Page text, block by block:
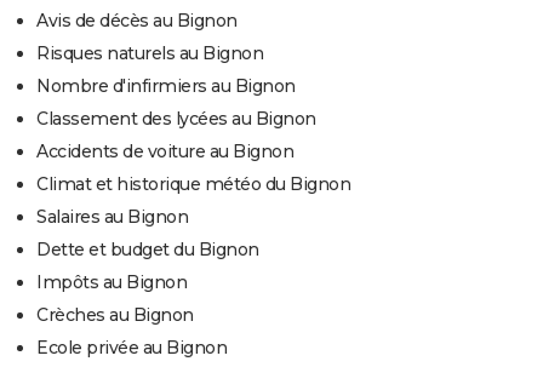
Avis de décès au Bignon
Risques naturels au Bignon
Nombre d'infirmiers au Bignon
Classement des lycées au Bignon
Accidents de voiture au Bignon
Climat et historique météo du Bignon
Salaires au Bignon
Dette et budget du Bignon
Impôts au Bignon
Crèches au Bignon
Ecole privée au Bignon